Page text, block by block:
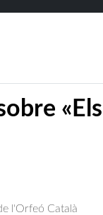
l'Orfeó Català